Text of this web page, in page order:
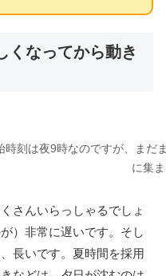
くなってから動き
時刻は夜9時なのですが、ま
に集
さんいらっしゃるでしょ
）非常に遅いです。そし
長いです。夏時間を採用